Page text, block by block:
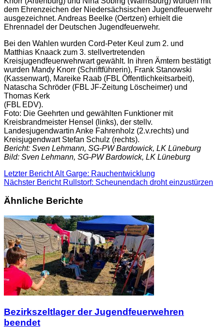
dem Ehrenzeichen der Niedersächsischen Jugendfeuerwehr
ausgezeichnet. Andreas Beelke (Oertzen) erhielt die
Ehrennadel der Deutschen Jugendfeuerwehr.
Bei den Wahlen wurden Cord-Peter Keul zum 2. und
Matthias Knaack zum 3. stellvertretenden
Kreisjugendfeuerwehrwart gewählt. In ihren Ämtern bestätigt
wurden Mandy Knorr (Schriftführerin), Frank Stanowski
(Kassenwart), Mareike Raab (FBL Öffentlichkeitsarbeit),
Natascha Schröder (FBL JF-Zeitung Löscheimer) und
Thomas Kerk
(FBL EDV).
Foto: Die Geehrten und gewählten Funktioner mit
Kreisbrandmeister Hensel (links), der stellv.
Landesjugendwartin Anke Fahrenholz (2.v.rechts) und
Kreisjugendwart Stefan Schulz (rechts).
Bericht: Sven Lehmann, SG-PW Bardowick, LK Lüneburg
Bild: Sven Lehmann, SG-PW Bardowick, LK Lüneburg
Letzter BerichtAlt Garge: Rauchentwicklung
Nächster BerichtRullstorf: Scheunendach droht einzustürzen
Ähnliche Berichte
Bezirkszeltlager der Jugendfeuerwehren
beendet